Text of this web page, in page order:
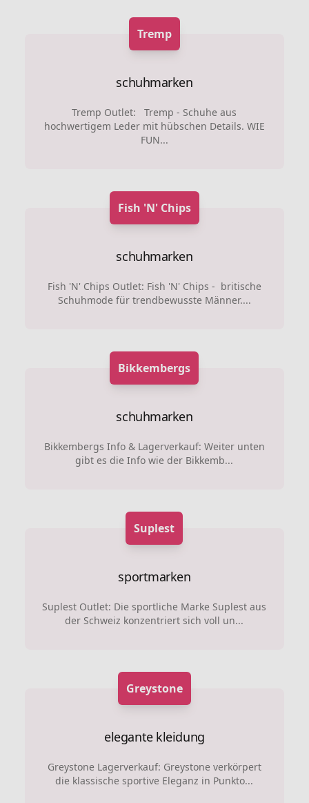
Tremp
schuhmarken
Tremp Outlet: Tremp - Schuhe aus
hochwertigem Leder mit hübschen Details. WIE
FUN...
Fish 'N' Chips
schuhmarken
Fish 'N' Chips Outlet: Fish 'N' Chips - britische
Schuhmode für trendbewusste Männer....
Bikkembergs
schuhmarken
Bikkembergs Info & Lagerverkauf: Weiter unten
gibt es die Info wie der Bikkemb...
Suplest
sportmarken
Suplest Outlet: Die sportliche Marke Suplest aus
der Schweiz konzentriert sich voll un...
Greystone
elegante kleidung
Greystone Lagerverkauf: Greystone verkörpert
die klassische sportive Eleganz in Punkto...